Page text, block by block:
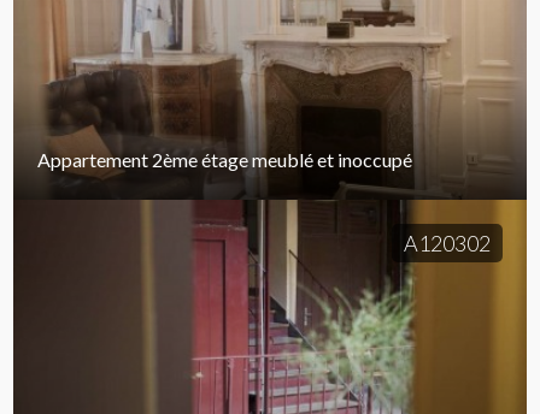
Appartement 2ème étage meublé et inoccupé
A120302